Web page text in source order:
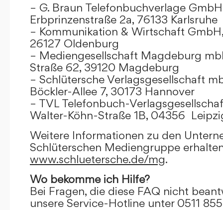
– G. Braun Telefonbuchverlage GmbH
Erbprinzenstraße 2a, 76133 Karlsruhe
– Kommunikation & Wirtschaft
26127 Oldenburg
– Mediengesellschaft Magdeburg
Straße 62, 39120 Magdeburg
– Schlütersche Verlagsgesellschaft
Böckler-Allee 7, 30173 Hannover
– TVL Telefonbuch-
Walter-Köhn-Straße 1B, 04356
Weitere Informationen zu den
Schlüterschen Mediengruppe
www.schluetersche.de/mg.
Wo bekomme ich Hilfe?
Bei Fragen, die diese FAQ nicht
unsere Service-Hotline unter 0511